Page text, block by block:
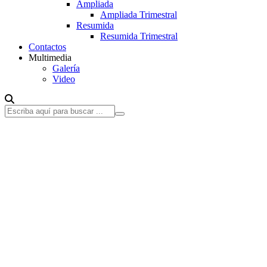
Ampliada
Ampliada Trimestral
Resumida
Resumida Trimestral
Contactos
Multimedia
Galería
Video